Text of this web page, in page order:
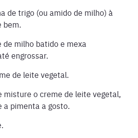
de trigo (ou amido de milho) à
bem.
de milho batido e mexa
engrossar.
de leite vegetal.
misture o creme de leite vegetal,
a pimenta a gosto.